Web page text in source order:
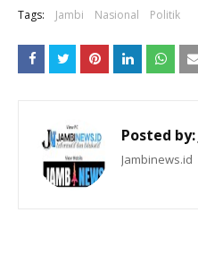
Tags: Jambi Nasional Politik
Posted by:
Jambinews.id